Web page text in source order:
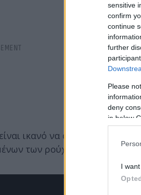
sensitive
confirm
continue
further
Please
deny
in below
I
ικανό να αποτυπώνει τόσο
των ρούχων.